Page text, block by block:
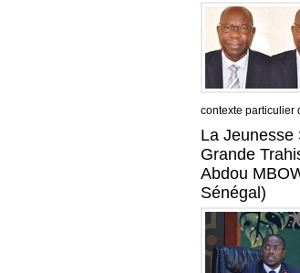
contexte particulier
La Jeunesse
Grande
Abdou
Sénégal)